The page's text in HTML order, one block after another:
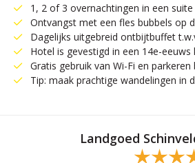
1, 2 of 3 overnachtingen in een suite
Ontvangst met een fles bubbels op
Dagelijks uitgebreid ontbijtbuffet
Hotel is gevestigd in een 14e-
Gratis gebruik van Wi-Fi en
Tip: maak prachtige wandelingen in
Landgoed